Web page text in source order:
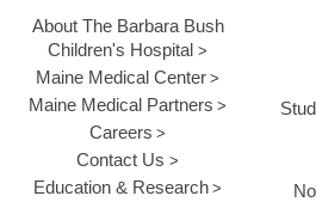
About The Barbara Bush
Children's Hospital
Maine Medical Center
Maine Medical Partners
Careers
Contact Us
Education & Research